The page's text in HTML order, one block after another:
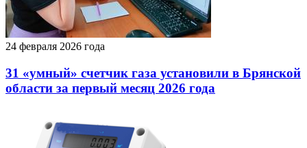
24 февраля 2026 года
31 «умный» счетчик газа установили в Брянской
области за первый месяц 2026 года